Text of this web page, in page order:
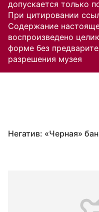
допускается только
При цитировании
Содержание
воспроизведено
форме без
разрешения музея
Негатив: «Черная»